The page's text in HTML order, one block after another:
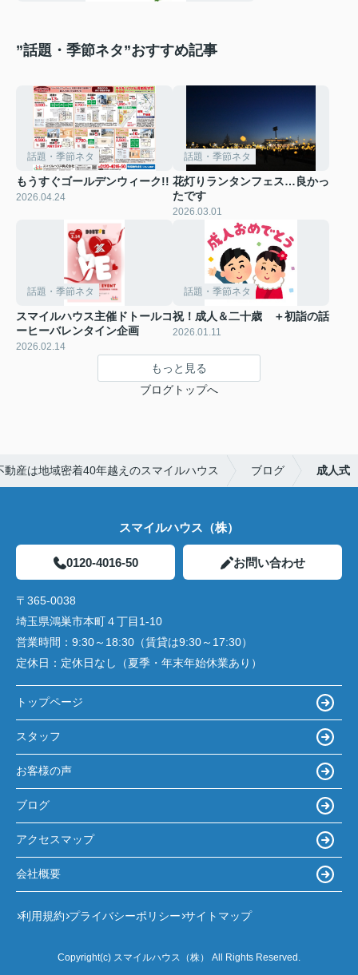
”話題・季節ネタ”おすすめ記事
話題・季節ネタ
もうすぐゴールデンウィーク!!
2026.04.24
話題・季節ネタ
花灯りランタンフェス…良かっ
たです
2026.03.01
話題・季節ネタ
スマイルハウス主催ドトールコ
ーヒーバレンタイン企画
2026.02.14
話題・季節ネタ
祝！成人＆二十歳 ＋初詣の話
2026.01.11
もっと見る
ブログトップへ
動産は地域密着40年越えのスマイルハウス ブログ 成人式
スマイルハウス（株）
0120-4016-50 お問い合わせ
〒365-0038
埼玉県鴻巣市本町４丁目1-10
営業時間： 9:30～18:30（賃貸は9:30～17:30）
定休日： 定休日なし（夏季・年末年始休業あり）
トップページ
スタッフ
お客様の声
ブログ
アクセスマップ
会社概要
利用規約 プライバシーポリシー サイトマップ
Copyright(c) スマイルハウス（株） All Rights Reserved.